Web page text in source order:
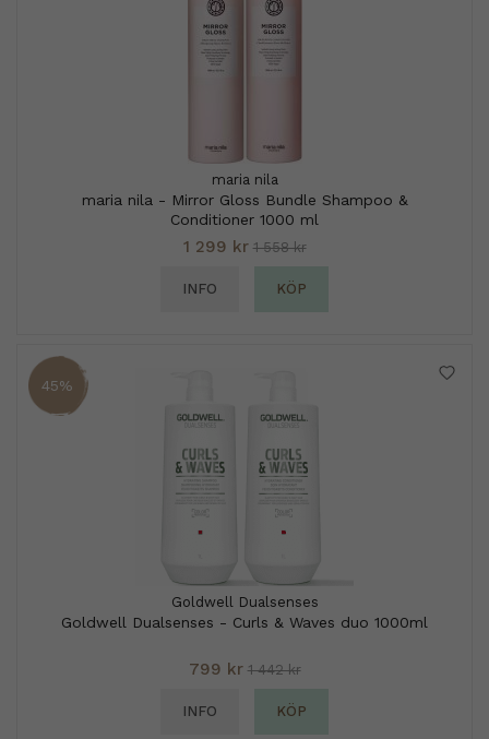
maria nila
maria nila - Mirror Gloss Bundle Shampoo &
Conditioner 1000 ml
1 299 kr 1 558 kr
INFO KÖP
45%
Goldwell Dualsenses
Goldwell Dualsenses - Curls & Waves duo 1000ml
799 kr 1 442 kr
INFO KÖP